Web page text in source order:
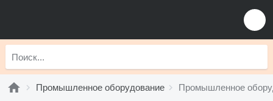
Промышленное оборудование Промышленное